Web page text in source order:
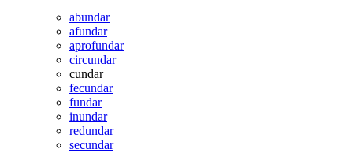
abundar
afundar
aprofundar
circundar
cundar
fecundar
fundar
inundar
redundar
secundar